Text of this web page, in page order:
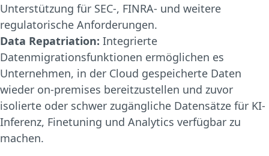
Unterstützung für SEC-, FINRA- und weitere
regulatorische Anforderungen.
Data Repatriation: Integrierte
Datenmigrationsfunktionen ermöglichen es
Unternehmen, in der Cloud gespeicherte Daten
wieder on-premises bereitzustellen und zuvor
isolierte oder schwer zugängliche Datensätze für KI-
Inferenz, Finetuning und Analytics verfügbar zu
machen.